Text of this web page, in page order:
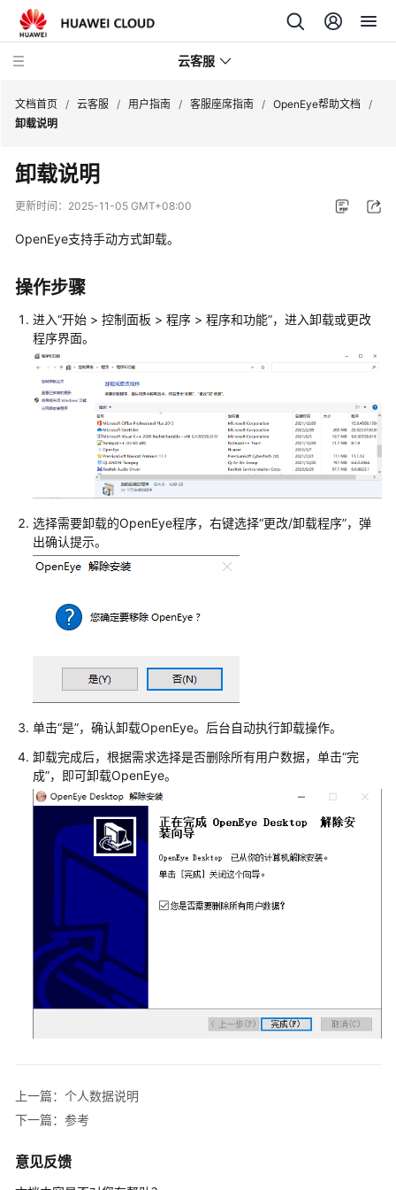
云客服
产
品
介
速
入
门
用
户
指
制
台
操
作
指
指
南
客
服
座
席
指
南
座
席
工
作
台
配
个
中
心
文档首页 / 云客服 / 用户指南 / 客服座席指南 / OpenEye帮助文档
/
卸载说明
卸载说明
更新时间： 2025-11-05 GMT+08:00
OpenEye支持手动方式卸载。
操作步骤
进入“开始 > 控制面板 > 程序 > 程序和功能”，进入卸载或更改
程序界面。
选择需要卸载的OpenEye程序，右键选择“更改/卸载程序”，弹
出确认提示。
单击“是”，确认卸载OpenEye。后台自动执行卸载操作。
卸载完成后，根据需求选择是否删除所有用户数据，单击“完
成”，即可卸载OpenEye。
上一篇：个人数据说明
下一篇：参考
意见反馈